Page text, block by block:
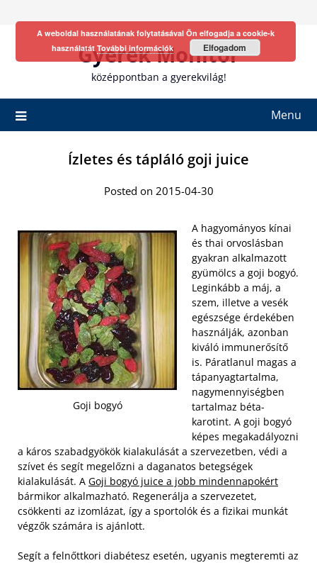
Gyerek Monitor
középpontban a gyerekvilág!
Menu
Ízletes és tápláló goji juice
Posted on 2015-04-30
Goji bogyó
A hagyományos kínai
és thai orvoslásban
gyakran alkalmazott
gyümölcs a goji bogyó.
Leginkább a máj, a
szem, illetve a vesék
egészsége érdekében
használják, azonban
kiváló immunerősítő
is. Páratlanul magas a
tápanyagtartalma,
nagymennyiségben
tartalmaz béta-
karotint. A goji bogyó
képes megakadályozni
a káros szabadgyökök kialakulását a szervezetben, védi a
szívet és segít megelőzni a daganatos betegségek
kialakulását. A Goji bogyó juice a jobb mindennapokért
bármikor alkalmazható. Regenerálja a szervezetet,
csökkenti az izomlázat, így a sportolók és a fizikai munkát
végzők számára is ajánlott.
Segít a felnőttkori diabétesz esetén, ugyanis megteremti az
A weboldal használatának folytatásával Ön elfogadja a cookie-k
használatát További információk Elfogadom